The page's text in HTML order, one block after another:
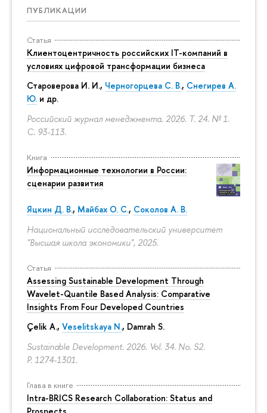
ПУБЛИКАЦИИ
Статья
Клиентоцентричность российских IT-компаний в
условиях цифровой трансформации бизнеса
Староверова И. И., Черногорцева С. В., Снегирев А.
Ю. и др.
Российский журнал менеджмента. 2026. Т. 24. № 1.
С. 93-113.
Книга
Информационные технологии в России:
сценарии развития
Яцкин Д. В., Майбах О. С., Соколов А. В.
Национальный исследовательский университет
"Высшая школа экономики", 2025.
Статья
Assessing Sustainable Development Through
Wavelet-Quantile Based Analysis: Comparative
Insights From Four Developed Countries
Çelik A., Veselitskaya N., Damrah S.
Sustainable Development. 2026. Vol. 34. No. S2.
P. 1274-1301.
Глава в книге
Intra-BRICS Research Collaboration: Status and